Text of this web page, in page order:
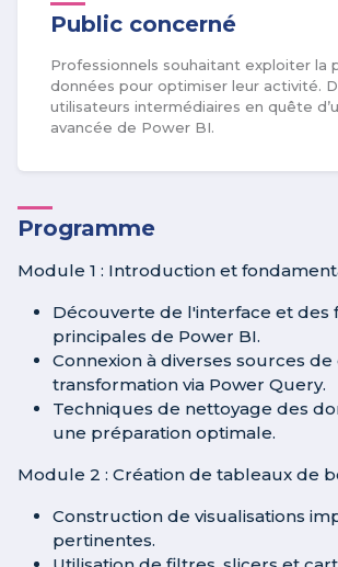
Public concerné
Professionnels souhaitant exploiter la
données pour optimiser leur activité.
utilisateurs intermédiaires en quête
avancée de Power BI.
Programme
Module 1 : Introduction et
Découverte de l'interface et des
principales de Power BI.
Connexion à diverses sources
transformation via Power Query.
Techniques de nettoyage des
une préparation optimale.
Module 2 : Création de tableaux de
Construction de visualisations
pertinentes.